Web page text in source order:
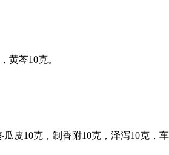
黄芩10克。
皮10克，制香附10克，泽泻10克，车